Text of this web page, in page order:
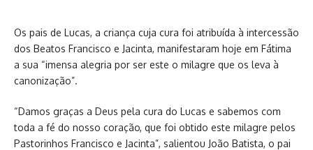
Os pais de Lucas, a criança cuja cura foi atribuída à intercessão
dos Beatos Francisco e Jacinta, manifestaram hoje em Fátima
a sua “imensa alegria por ser este o milagre que os leva à
canonização”.
“Damos graças a Deus pela cura do Lucas e sabemos com
toda a fé do nosso coração, que foi obtido este milagre pelos
Pastorinhos Francisco e Jacinta”, salientou João Batista, o pai